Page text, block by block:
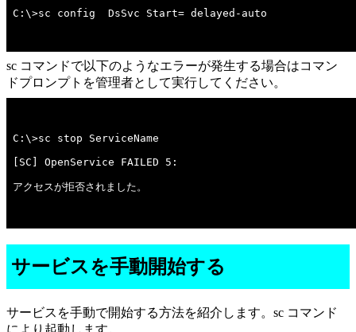
C:\>sc config  DsSvc Start= delayed-auto
sc コマンドで以下のようなエラーが発生する場合はコマン
ドプロンプトを管理者として実行してください。
アクセスが拒否されました。
サービスを手動開始する
サービスを手動で開始する方法を紹介します。sc コマンド
により起動します。